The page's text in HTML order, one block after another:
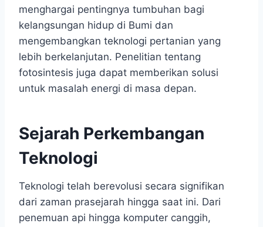
menghargai pentingnya tumbuhan bagi
kelangsungan hidup di Bumi dan
mengembangkan teknologi pertanian yang
lebih berkelanjutan. Penelitian tentang
fotosintesis juga dapat memberikan solusi
untuk masalah energi di masa depan.
Sejarah Perkembangan
Teknologi
Teknologi telah berevolusi secara signifikan
dari zaman prasejarah hingga saat ini. Dari
penemuan api hingga komputer canggih,